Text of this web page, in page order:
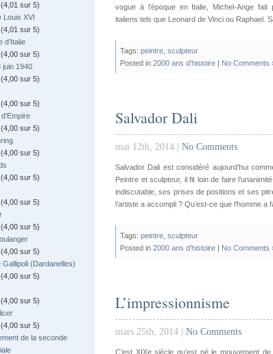
(4,01 sur 5)
Louis XVI
(4,01 sur 5)
d’Italie
(4,00 sur 5)
juin 1940
(4,00 sur 5)
(4,00 sur 5)
(4,00 sur 5)
(4,00 sur 5)
(4,00 sur 5)
(4,00 sur 5)
(4,00 sur 5)
(4,00 sur 5)
Gallipoli (Dardanelles)
(4,00 sur 5)
(4,00 sur 5)
(4,00 sur 5)
de la seconde
vogue à l’époque en Italie, Michel-Ange
italiens tels que Leonard de Vinci ou
Tags: peintre sculpteur
Posted in 2000 ans d'histoire | No Comments
Salvador Dali
mai 12th, 2014 | No Comments
Salvador Dali est considéré aujourd’hui
Peintre et sculpteur, il fit loin de faire
indiscutable, ses prises de positions et ses
l’artiste a accompli ? Qu’est-ce que l’homme
Tags: peintre sculpteur
Posted in 2000 ans d'histoire | No Comments
L’impressionnisme
mars 25th, 2014 | No Comments
C’est XIXe siècle qu’est né le mouvement